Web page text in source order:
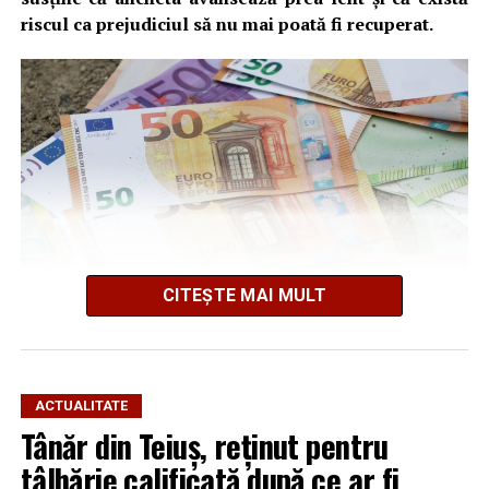
riscul ca prejudiciul să nu mai poată fi recuperat.
Cum s-a produs spargerea
Potrivit informațiilor din dosar și declarațiilor
persoanelor vătămate, în noaptea de 3 spre 4 iulie 2026,
CITEȘTE MAI MULT
ACTUALITATE
Tânăr din Teiuș, reținut pentru
tâlhărie calificată după ce ar fi